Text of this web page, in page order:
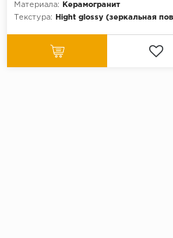
Материала:
Керамогранит
Текстура:
Hight glossy (зеркальная